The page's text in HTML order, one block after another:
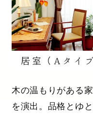
居室（Aタイ
木の温もりがある
を演出。品格とゆ